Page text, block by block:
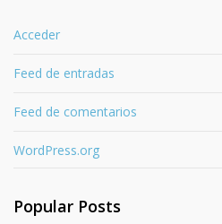
Acceder
Feed de entradas
Feed de comentarios
WordPress.org
Popular Posts